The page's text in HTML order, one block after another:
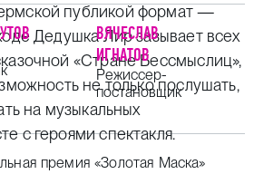
публикой формат —
Дедушка Лир зазывает всех
«Стране Бессмыслиц»,
не только послушать,
на музыкальных
с героями спектакля.
ВЯЧЕСЛАВ
ИГНАТОВ
Режиссер-
постановщик
премия «Золотая Маска»